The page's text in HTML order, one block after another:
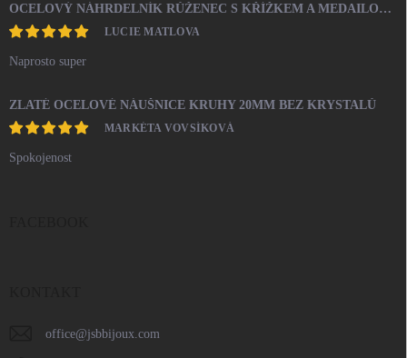
OCELOVÝ NÁHRDELNÍK RŮŽENEC S KŘÍŽKEM A MEDAILONEM
LUCIE MATLOVA
Naprosto super
ZLATÉ OCELOVÉ NÁUŠNICE KRUHY 20MM BEZ KRYSTALŮ
MARKÉTA VOVSÍKOVÁ
Spokojenost
office@jsbbijoux.com